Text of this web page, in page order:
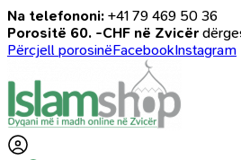
Na telefononi: +41 79 469 50 36
Porositë 60. -CHF në Zvicër
Përcjell porosinëFacebookInstagram